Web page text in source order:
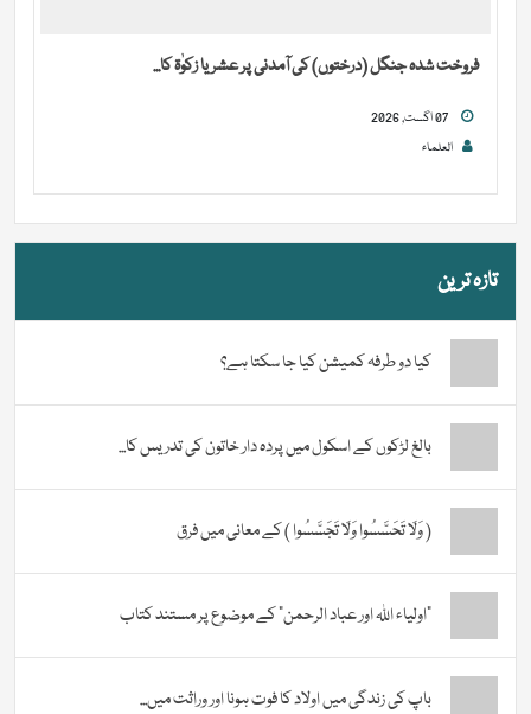
فروخت شدہ جنگل (درختوں) کی آمدنی پر عشر یا زکوٰۃ کا...
العلماء
تازہ ترین
کیا دو طرفہ کمیشن کیا جا سکتا ہے؟
بالغ لڑکوں کے اسکول میں پردہ دار خاتون کی تدریس کا...
( وَلَا تَحَسَّسُوا وَلَا تَجَسَّسُوا ) کے معانی میں فرق
“اولیاء اللہ اور عباد الرحمن” کے موضوع پر مستند کتاب
باپ کی زندگی میں اولاد کا فوت ہونا اور وراثت میں...